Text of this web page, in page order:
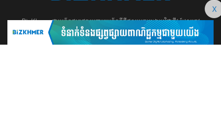
BizKhmer ​ជា​​ប្រព័ន្ធ​ផ្សព្វផ្សាយ​តាម​ប្រព័ន្ធ​ឌីជីថល​​​ប្រកប​ដោយ​វិជ្ជាជីវៈ​ដែល​​​ត្រូវ​
បាន​បង្កើតឡើង យ៉ាង​ពិសេស​​ដើម្បី​បំរើ​ដល់​ប្រយោជន៍​​​ដល់​មិត្ត​អ្នក​ដែល​ផ្ដោត​សំខាន់​
ទៅ​លើ​អត្ថបទ​ សហគ្រិន​ភាព អប់រំ ​​អាជីវកម្ម​ ​ការ​វិនិយោគ​ ​អភិវឌ្ឍន៍​អាជីព​ និង​
X